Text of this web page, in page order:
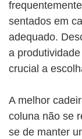
sentados em
adequado.
a
crucial a
A melhor
coluna não se
se de manter